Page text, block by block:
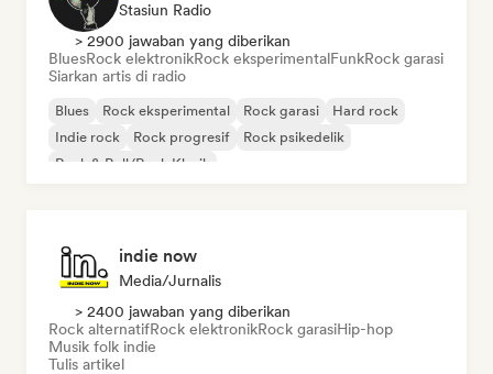
Stasiun Radio
> 2900 jawaban yang diberikan
BluesRock elektronikRock eksperimentalFunkRock garasi
Siarkan artis di radio
Blues Rock eksperimental Rock garasi
Hard rock
Indie rock
Rock progresif
Rock psikedelik
Rock & Roll/Rock Klasik
indie now
Media/Jurnalis
> 2400 jawaban yang diberikan
Rock alternatifRock elektronikRock garasiHip-hop
Musik folk indie
Tulis artikel